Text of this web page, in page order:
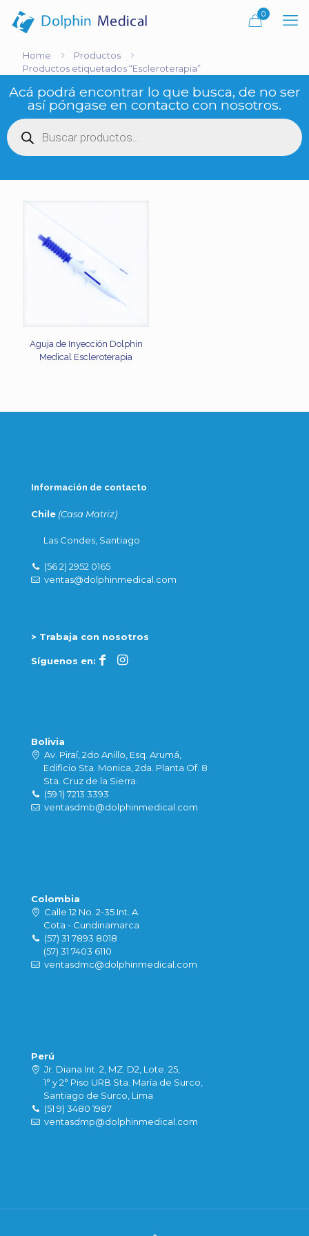
0
Home
Productos
Productos etiquetados “Escleroterapia”
Acá podrá encontrar lo que busca, de no ser
así póngase en contacto con nosotros.
Búsqueda
de
productos
Aguja de Inyección Dolphin
Medical Escleroterapia
Información de contacto
Chile (Casa Matriz)
Las Condes, Santiago
(56 2) 2952 0165
ventas@dolphinmedical.com
> Trabaja con nosotros
Síguenos en:
Bolivia
Av. Piraí, 2do Anillo, Esq. Arumá,
Edificio Sta. Monica, 2da. Planta Of. 8
Sta. Cruz de la Sierra.
(59 1) 7213 3393
ventasdmb@dolphinmedical.com
Colombia
Calle 12 No. 2-35 Int. A
Cota - Cundinamarca
(57) 31 7893 8018
(57) 31 7403 6110
ventasdmc@dolphinmedical.com
Perú
Jr. Diana Int. 2, MZ. D2, Lote. 25,
1° y 2° Piso URB Sta. María de Surco,
Santiago de Surco, Lima
(51 9) 3480 1987
ventasdmp@dolphinmedical.com